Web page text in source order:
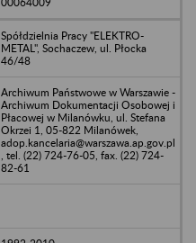
Spółdzielnia Pracy "ELEKTRO-
METAL", Sochaczew, ul. Płocka
46/48
Archiwum Państwowe w Warszawie -
Archiwum Dokumentacji Osobowej i
Płacowej w Milanówku, ul. Stefana
Okrzei 1, 05-822 Milanówek,
adop.kancelaria@warszawa.ap.gov.pl
, tel. (22) 724-76-05, fax. (22) 724-
82-61